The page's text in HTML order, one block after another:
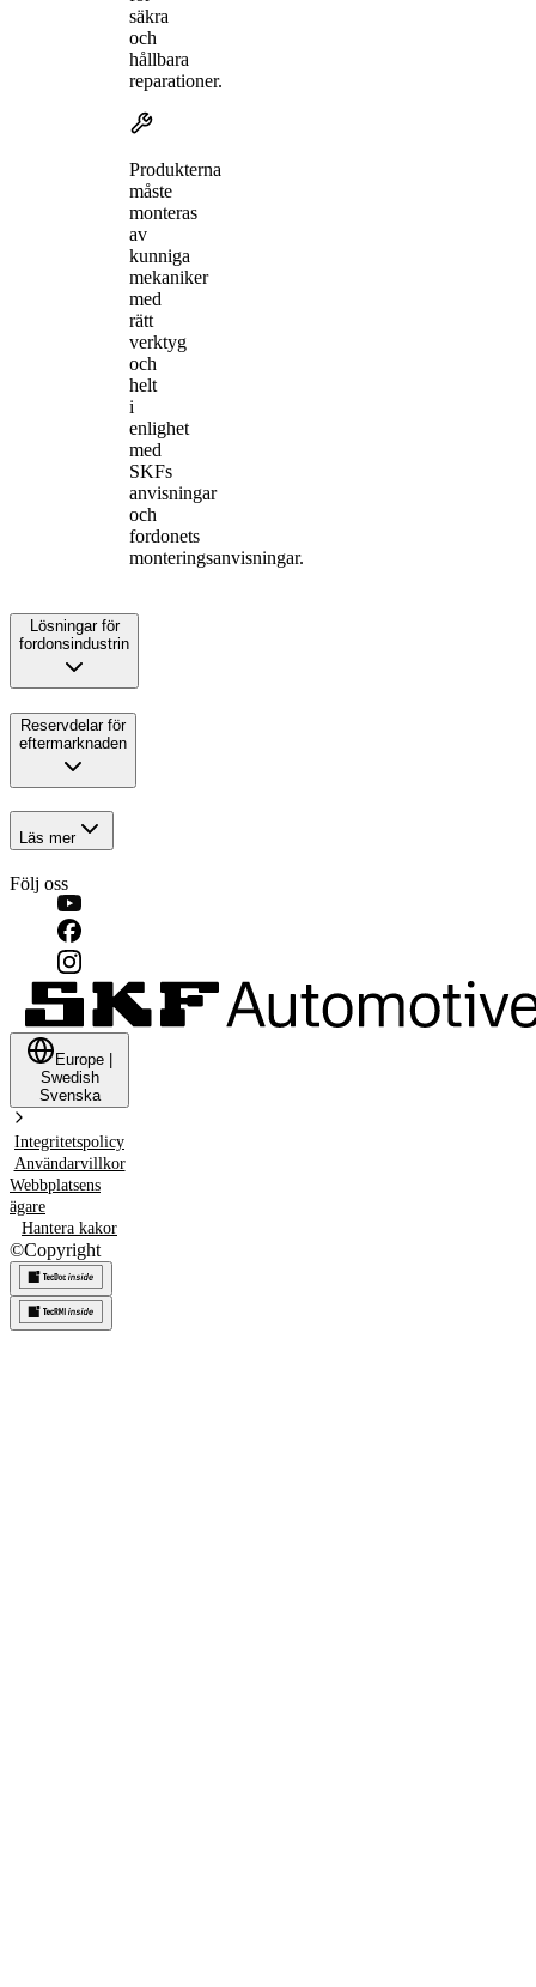
säkra
och
hållbara
reparationer.
Produkterna
måste
monteras
av
kunniga
mekaniker
med
rätt
verktyg
och
helt
i
enlighet
med
SKFs
anvisningar
och
fordonets
monteringsanvisningar.
Lösningar för
fordonsindustrin
Reservdelar för
eftermarknaden
Läs mer
Följ oss
Europe
Swedish
Svenska
Integritetspolicy
Användarvillkor
Webbplatsens
ägare
Hantera kakor
©Copyright